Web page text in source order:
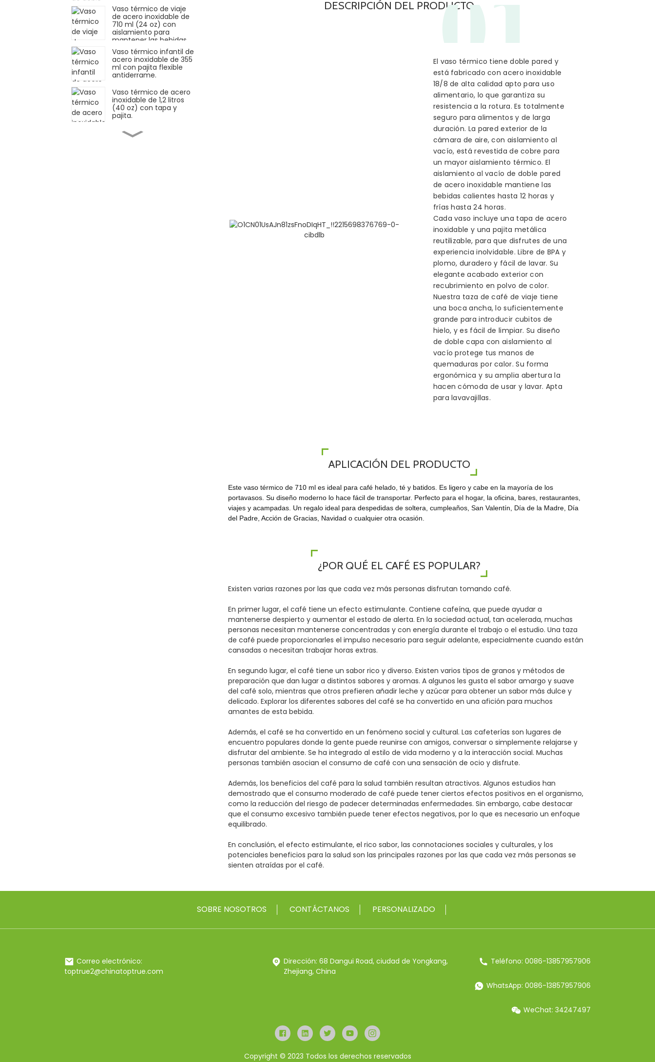
Vaso térmico de viaje
de acero inoxidable de
710 ml (24 oz) con
aislamiento para
mantener las bebidas
calientes o frías.
Vaso térmico infantil de
acero inoxidable de 355
ml con pajita flexible
antiderrame.
Vaso térmico de acero
inoxidable de 1,2 litros
(40 oz) con tapa y
pajita.
Vaso térmico de acero
inoxidable de 1,2 litros
DESCRIPCIÓN DEL PRODUCTO
El vaso térmico tiene doble pared y
está fabricado con acero inoxidable
18/8 de alta calidad apto para uso
alimentario, lo que garantiza su
resistencia a la rotura. Es totalmente
seguro para alimentos y de larga
duración. La pared exterior de la
cámara de aire, con aislamiento al
vacío, está revestida de cobre para
un mayor aislamiento térmico. El
aislamiento al vacío de doble pared
de acero inoxidable mantiene las
bebidas calientes hasta 12 horas y
frías hasta 24 horas.
Cada vaso incluye una tapa de acero
inoxidable y una pajita metálica
reutilizable, para que disfrutes de una
experiencia inolvidable. Libre de BPA y
plomo, duradero y fácil de lavar. Su
elegante acabado exterior con
recubrimiento en polvo de color.
Nuestra taza de café de viaje tiene
una boca ancha, lo suficientemente
grande para introducir cubitos de
hielo, y es fácil de limpiar. Su diseño
de doble capa con aislamiento al
vacío protege tus manos de
quemaduras por calor. Su forma
ergonómica y su amplia abertura la
hacen cómoda de usar y lavar. Apta
para lavavajillas.
APLICACIÓN DEL PRODUCTO
Este vaso térmico de 710 ml es ideal para café helado, té y batidos. Es ligero y cabe en la mayoría de los
portavasos. Su diseño moderno lo hace fácil de transportar. Perfecto para el hogar, la oficina, bares, restaurantes,
viajes y acampadas. Un regalo ideal para despedidas de soltera, cumpleaños, San Valentín, Día de la Madre, Día
del Padre, Acción de Gracias, Navidad o cualquier otra ocasión.
¿POR QUÉ EL CAFÉ ES POPULAR?
Existen varias razones por las que cada vez más personas disfrutan tomando café.
En primer lugar, el café tiene un efecto estimulante. Contiene cafeína, que puede ayudar a
mantenerse despierto y aumentar el estado de alerta. En la sociedad actual, tan acelerada, muchas
personas necesitan mantenerse concentradas y con energía durante el trabajo o el estudio. Una taza
de café puede proporcionarles el impulso necesario para seguir adelante, especialmente cuando están
cansadas o necesitan trabajar horas extras.
En segundo lugar, el café tiene un sabor rico y diverso. Existen varios tipos de granos y métodos de
preparación que dan lugar a distintos sabores y aromas. A algunos les gusta el sabor amargo y suave
del café solo, mientras que otros prefieren añadir leche y azúcar para obtener un sabor más dulce y
delicado. Explorar los diferentes sabores del café se ha convertido en una afición para muchos
amantes de esta bebida.
Además, el café se ha convertido en un fenómeno social y cultural. Las cafeterías son lugares de
encuentro populares donde la gente puede reunirse con amigos, conversar o simplemente relajarse y
disfrutar del ambiente. Se ha integrado al estilo de vida moderno y a la interacción social. Muchas
personas también asocian el consumo de café con una sensación de ocio y disfrute.
Además, los beneficios del café para la salud también resultan atractivos. Algunos estudios han
demostrado que el consumo moderado de café puede tener ciertos efectos positivos en el organismo,
como la reducción del riesgo de padecer determinadas enfermedades. Sin embargo, cabe destacar
que el consumo excesivo también puede tener efectos negativos, por lo que es necesario un enfoque
equilibrado.
En conclusión, el efecto estimulante, el rico sabor, las connotaciones sociales y culturales, y los
potenciales beneficios para la salud son las principales razones por las que cada vez más personas se
sienten atraídas por el café.
SOBRE NOSOTROS CONTÁCTANOS PERSONALIZADO
Correo electrónico:
toptrue2@chinatoptrue.com
Dirección: 68 Dangui Road, ciudad de Yongkang,
Zhejiang, China
Teléfono: 0086-13857957906
WhatsApp: 0086-13857957906
WeChat: 34247497
Copyright © 2023 Todos los derechos reservados